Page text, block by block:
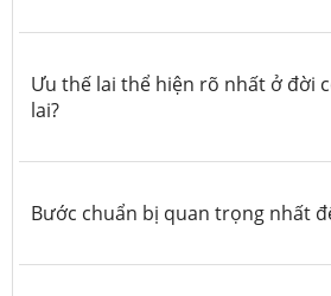
Ưu thế lai thể hiện rõ nhất ở đời
lai?
Bước chuẩn bị quan trọng nhất